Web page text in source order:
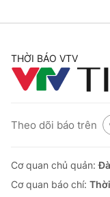
Emagazine
VTV Money
THỜI BÁO VTV
Theo dõi báo trên
Cơ quan chủ quản:
Cơ quan báo chí: